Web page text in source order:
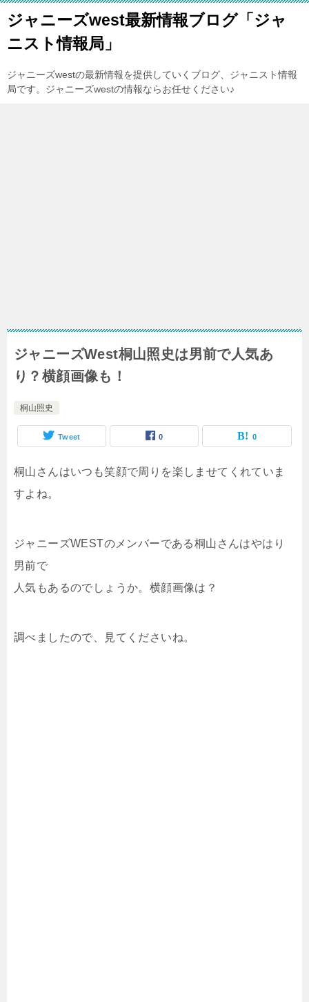
ジャニーズwest最新情報ブログ「ジャ
ニスト情報局」
ジャニーズwestの最新情報を提供していくブログ、ジャニスト情報
局です。ジャニーズwestの情報ならお任せください♪
ジャニーズWest桐山照史は男前で人気あ
り？横顔画像も！
桐山照史
Tweet 0 0
桐山さんはいつも笑顔で周りを楽しませてくれていま
すよね。
ジャニーズWESTのメンバーである桐山さんはやはり
男前で
人気もあるのでしょうか。横顔画像は？
調べましたので、見てくださいね。